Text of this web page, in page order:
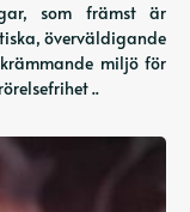
som främst är
överväldigande
miljö för
..